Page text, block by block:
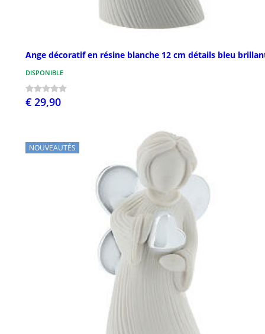
Ange décoratif en résine blanche 12 cm détails bleu
DISPONIBLE
€ 29,90
NOUVEAUTÉS